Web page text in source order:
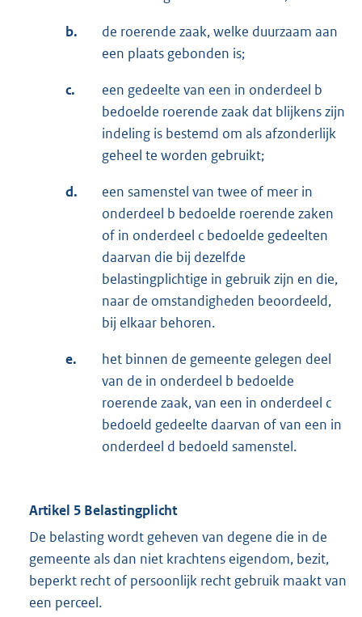
b.
de roerende zaak, welke duurzaam aan
een plaats gebonden is;
c.
een gedeelte van een in onderdeel b
bedoelde roerende zaak dat blijkens zijn
indeling is bestemd om als afzonderlijk
geheel te worden gebruikt;
d.
een samenstel van twee of meer in
onderdeel b bedoelde roerende zaken
of in onderdeel c bedoelde gedeelten
daarvan die bij dezelfde
belastingplichtige in gebruik zijn en die,
naar de omstandigheden beoordeeld,
bij elkaar behoren.
e.
het binnen de gemeente gelegen deel
van de in onderdeel b bedoelde
roerende zaak, van een in onderdeel c
bedoeld gedeelte daarvan of van een in
onderdeel d bedoeld samenstel.
Artikel 5 Belastingplicht
De belasting wordt geheven van degene die in de
gemeente als dan niet krachtens eigendom, bezit,
beperkt recht of persoonlijk recht gebruik maakt van
een perceel.